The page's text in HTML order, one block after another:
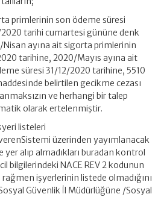
primlerinin son ödeme süresi
tarihi cumartesi gününe denk
ayına ait sigorta primlerinin
tarihine, 2020/Mayıs ayına ait
süresi 31/12/2020 tarihine, 5510
belirtilen gecikme cezası
ve herhangi bir talep
olarak ertelenmiştir.
listeleri
üzerinden yayımlanacak
alıp almadıkları buradan kontrol
bilgilerindeki NACE REV 2 kodunun
işyerlerinin listede olmadığını
Güvenlik İl Müdürlüğüne /Sosyal